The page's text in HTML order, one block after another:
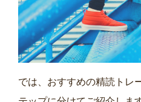
では、おすすめの精読トレ